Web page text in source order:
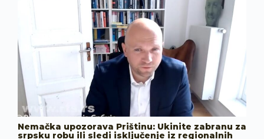
Nemačka upozorava Prištinu: Ukinite zabranu za
srpsku robu ili sledi isključenje iz regionalnih